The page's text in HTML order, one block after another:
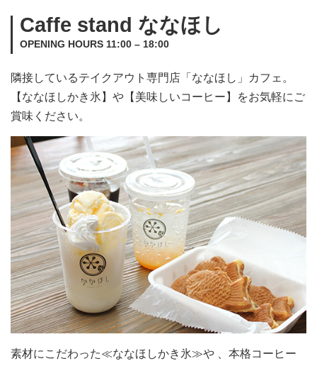
Caffe stand ななほし
OPENING HOURS 11:00 – 18:00
隣接しているテイクアウト専門店「ななほし」カフェ。
【ななほしかき氷】や【美味しいコーヒー】をお気軽にご
賞味ください。
素材にこだわった≪ななほしかき氷≫や 、本格コーヒー